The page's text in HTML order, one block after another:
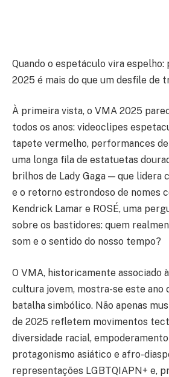
Quando o espetáculo vira espelho:
2025 é mais do que um desfile de
À primeira vista, o VMA 2025
todos os anos: videoclipes
tapete vermelho, performances
uma longa fila de estatuetas
brilhos de Lady Gaga — que lidera
e o retorno estrondoso de nomes
Kendrick Lamar e ROSÉ, uma
sobre os bastidores: quem
som e o sentido do nosso tempo?
O VMA, historicamente associado
cultura jovem, mostra-se este ano
batalha simbólico. Não apenas
de 2025 refletem movimentos
diversidade racial,
protagonismo asiático e afro-
representações LGBTQIAPN+ e,